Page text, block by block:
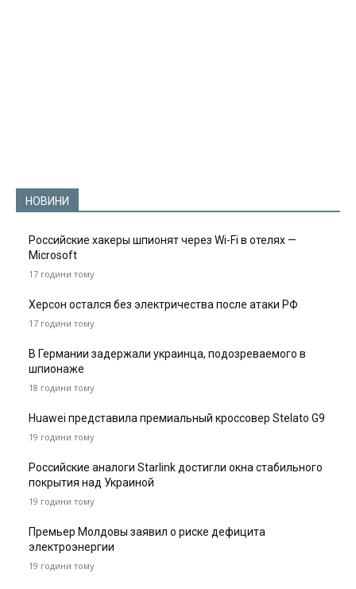
НОВИНИ
Российские хакеры шпионят через Wi-Fi в отелях —
Microsoft
17 години тому
Херсон остался без электричества после атаки РФ
17 години тому
В Германии задержали украинца, подозреваемого в
шпионаже
18 години тому
Huawei представила премиальный кроссовер Stelato G9
19 години тому
Российские аналоги Starlink достигли окна стабильного
покрытия над Украиной
19 години тому
Премьер Молдовы заявил о риске дефицита
электроэнергии
19 години тому